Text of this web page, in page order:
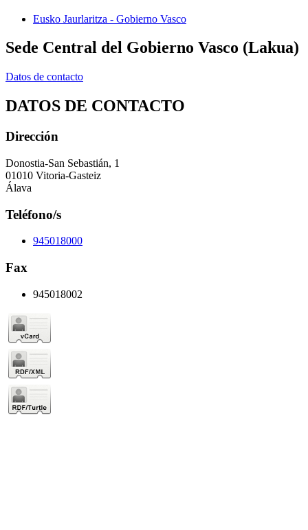
Eusko Jaurlaritza - Gobierno Vasco
Sede Central del Gobierno Vasco (Lakua)
Datos de contacto
DATOS DE CONTACTO
Dirección
Donostia-San Sebastián, 1
01010 Vitoria-Gasteiz
Álava
Teléfono/s
945018000
Fax
945018002